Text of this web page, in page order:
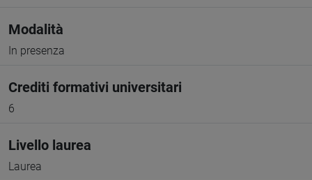
Modalità
In presenza
Crediti formativi universitari
6
Livello laurea
Laurea